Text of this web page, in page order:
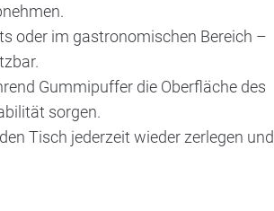
oder im gastronomischen Bereich –
Gummipuffer die Oberfläche des
sorgen.
Tisch jederzeit wieder zerlegen und